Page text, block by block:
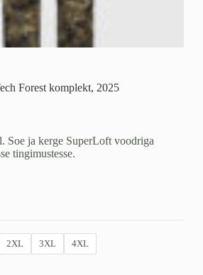
Forest komplekt, 2025
Soe ja kerge SuperLoft voodriga
tingimustesse.
2XL 3XL 4XL